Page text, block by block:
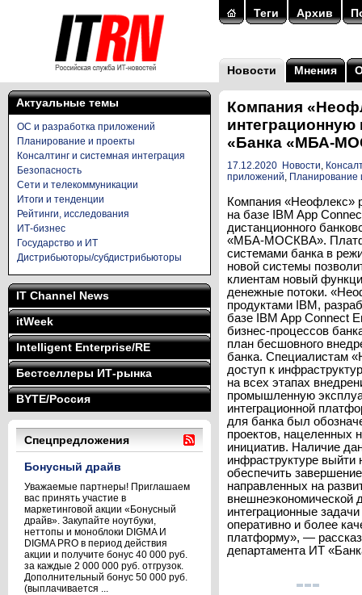
Теги Архив
Новости Мнения
Актуальные темы
ОС и разработка приложений
Планирование и проекты
Консалтинг и системная интеграция
Безопасность
Сети и телекоммуникации
Итоги и тенденции
Рейтинги, исследования
ИТ-бизнес
Государство и ИТ
Дистрибьюторы/субдистрибьюторы
IT Channel News
itWeek
Intelligent Enterprise/RE
Бестселлеры ИТ-рынка
BYTE/Россия
Спецпредложения
Бонусный драйв
Уважаемые партнеры! Приглашаем
вас принять участие в
маркетинговой акции «Бонусный
драйв». Закупайте ноутбуки,
неттопы и моноблоки DIGMA И
DIGMA PRO в период действия
акции и получите бонус 40 000 руб.
за каждые 2 000 000 руб. отгрузок.
Дополнительный бонус 50 000 руб.
(выплачивается ...
Компания
интеграционную
«Банка «МБА-
17.12.2020 Новости,
приложений, Планирование
Компания «Неофлекс»
на базе IBM App
дистанционного
«МБА-МОСКВА».
системами банка в
новой системы
клиентам новый
денежные потоки.
продуктами IBM,
базе IBM App Connect
бизнес-процессов
план бесшовного
банка. Специалистам
доступ к
на всех этапах
промышленную
интеграционной
для банка был
проектов, нацеленных
инициатив. Наличие
инфраструктуре выйти
обеспечить
направленных на
внешнеэкономической
интеграционные
оперативно и более
платформу», —
департамента ИТ